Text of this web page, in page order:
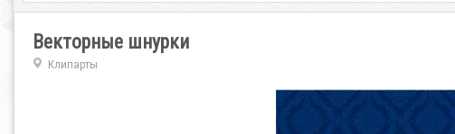
Векторные шнурки
Клипарты